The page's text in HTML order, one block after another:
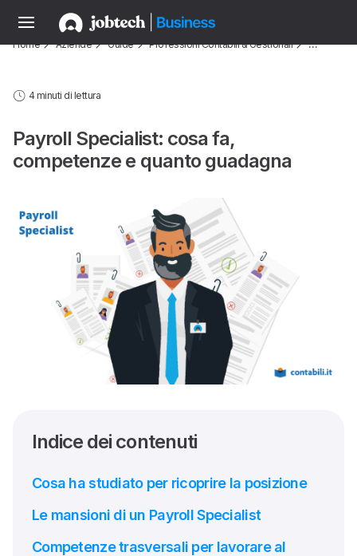
Home Aziende Guide Professioni Contabili & Gestionali …
4 minuti di lettura
Payroll Specialist: cosa fa,
competenze e quanto guadagna
Indice dei contenuti
Cosa ha studiato per ricoprire la posizione
Le mansioni di un Payroll Specialist
Competenze trasversali per lavorare al